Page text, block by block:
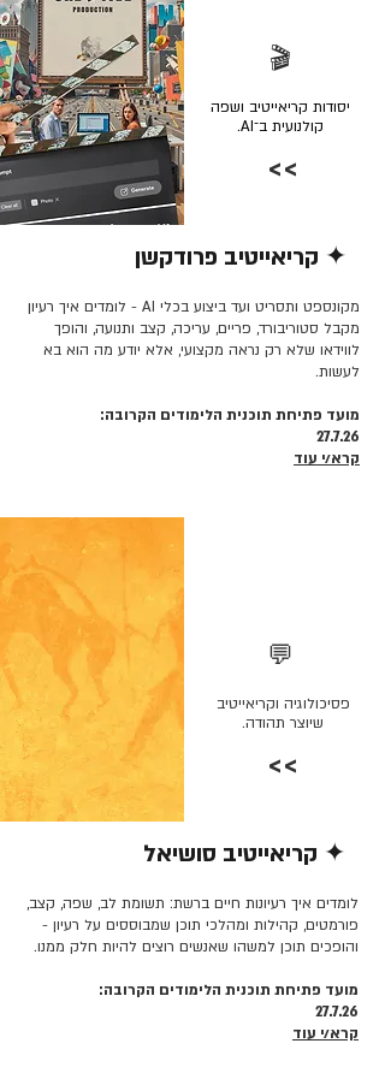
🎬
יסודות קריאייטיב ושפה
קולנועית ב־AI.
>>
✦ קריאייטיב פרודקשן
מקונספט ותסריט ועד ביצוע בכלי AI - לומדים איך רעיון
מקבל סטוריבורד, פריים, עריכה, קצב ותנועה, והופך
לווידאו שלא רק נראה מקצועי, אלא יודע מה הוא בא
לעשות.
מועד פתיחת תוכנית הלימודים הקרובה:
27.7.26
קרא/י עוד
💬
פסיכולוגיה וקריאייטיב
שיוצר תהודה.
>>
✦ קריאייטיב סושיאל
לומדים איך רעיונות חיים ברשת: תשומת לב, שפה, קצב,
פורמטים, קהילות ומהלכי תוכן שמבוססים על רעיון -
והופכים תוכן למשהו שאנשים רוצים להיות חלק ממנו.
מועד פתיחת תוכנית הלימודים הקרובה:
27.7.26
קרא/י עוד